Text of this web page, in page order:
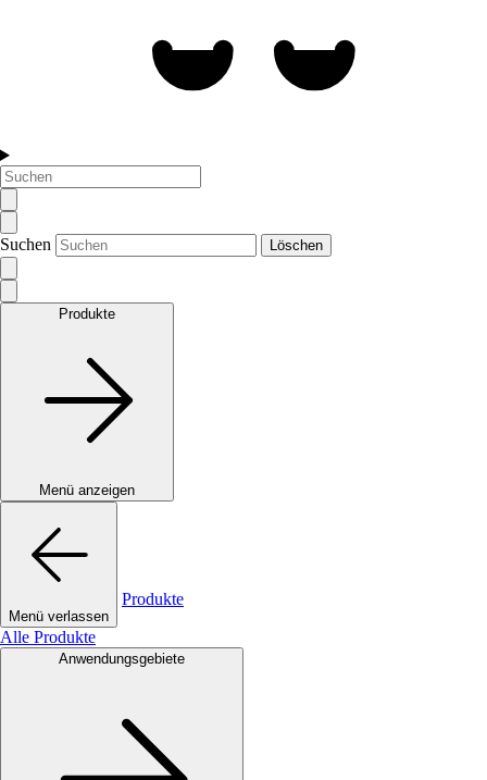
Suchen Löschen
Produkte
Menü anzeigen
Menü verlassen
Produkte
Alle Produkte
Anwendungsgebiete